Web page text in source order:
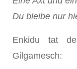
Du bleibe nur
Enkidu tat
Gilgamesch: